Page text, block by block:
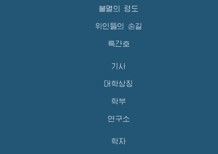
불멸의 령도
위인들의 손길
특간호
기사
대학상징
학부
연구소
학자